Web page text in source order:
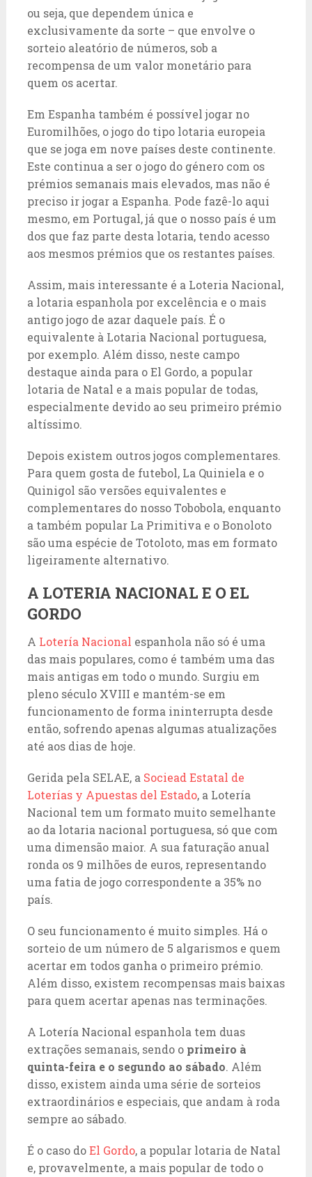
ou seja, que dependem única e
exclusivamente da sorte – que envolve o
sorteio aleatório de números, sob a
recompensa de um valor monetário para
quem os acertar.
Em Espanha também é possível jogar no
Euromilhões, o jogo do tipo lotaria europeia
que se joga em nove países deste continente.
Este continua a ser o jogo do género com os
prémios semanais mais elevados, mas não é
preciso ir jogar a Espanha. Pode fazê-lo aqui
mesmo, em Portugal, já que o nosso país é um
dos que faz parte desta lotaria, tendo acesso
aos mesmos prémios que os restantes países.
Assim, mais interessante é a Loteria Nacional,
a lotaria espanhola por excelência e o mais
antigo jogo de azar daquele país. É o
equivalente à Lotaria Nacional portuguesa,
por exemplo. Além disso, neste campo
destaque ainda para o El Gordo, a popular
lotaria de Natal e a mais popular de todas,
especialmente devido ao seu primeiro prémio
altíssimo.
Depois existem outros jogos complementares.
Para quem gosta de futebol, La Quiniela e o
Quinigol são versões equivalentes e
complementares do nosso Tobobola, enquanto
a também popular La Primitiva e o Bonoloto
são uma espécie de Totoloto, mas em formato
ligeiramente alternativo.
A LOTERIA NACIONAL E O EL
GORDO
A Lotería Nacional espanhola não só é uma
das mais populares, como é também uma das
mais antigas em todo o mundo. Surgiu em
pleno século XVIII e mantém-se em
funcionamento de forma ininterrupta desde
então, sofrendo apenas algumas atualizações
até aos dias de hoje.
Gerida pela SELAE, a Sociead Estatal de
Loterías y Apuestas del Estado, a Lotería
Nacional tem um formato muito semelhante
ao da lotaria nacional portuguesa, só que com
uma dimensão maior. A sua faturação anual
ronda os 9 milhões de euros, representando
uma fatia de jogo correspondente a 35% no
país.
O seu funcionamento é muito simples. Há o
sorteio de um número de 5 algarismos e quem
acertar em todos ganha o primeiro prémio.
Além disso, existem recompensas mais baixas
para quem acertar apenas nas terminações.
A Lotería Nacional espanhola tem duas
extrações semanais, sendo oprimeiro à
quinta-feira e o segundo ao sábado. Além
disso, existem ainda uma série de sorteios
extraordinários e especiais, que andam à roda
sempre ao sábado.
É o caso doEl Gordo, a popular lotaria de Natal
e, provavelmente, a mais popular de todo o